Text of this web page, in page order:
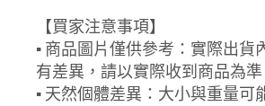
【買家注意事項】
▪ 商品圖片僅供參考：實際出貨
有差異，請以實際收到商品為準
▪ 天然個體差異：大小與重量可